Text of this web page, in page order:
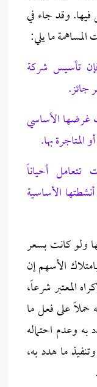
فيها. وقد جاء في
ما يلي:
تأسيس شركة
جائز.
غرضها الأساسي
المتاجرة بها.
أحياناً
الأساسية
ولو كانت بسعر
الأسهم إن
المعتبر شرعاً،
حملاً على فعل ما
به وعدم احتماله
ما هدد به،
.